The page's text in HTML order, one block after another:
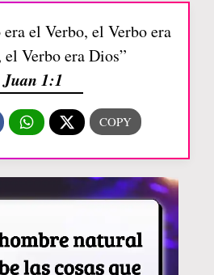
el Verbo, el Verbo era
Verbo era Dios”
Juan 1:1